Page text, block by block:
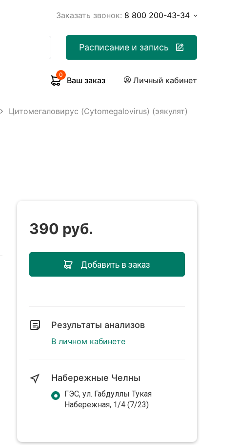
Заказать звонок: 8 800 200-43-34
Расписание и запись
0
Ваш заказ Личный кабинет
Цитомегаловирус (Cytomegalovirus) (эякулят)
390 руб.
Добавить в заказ
Результаты анализов
В личном кабинете
Набережные Челны
ГЭС, ул. Габдуллы Тукая
Набережная, 1/4 (7/23)